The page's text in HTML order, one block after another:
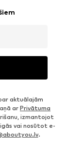
aktuālajām
ar Privātuma
izmantojot
vai nosūtot e-
.